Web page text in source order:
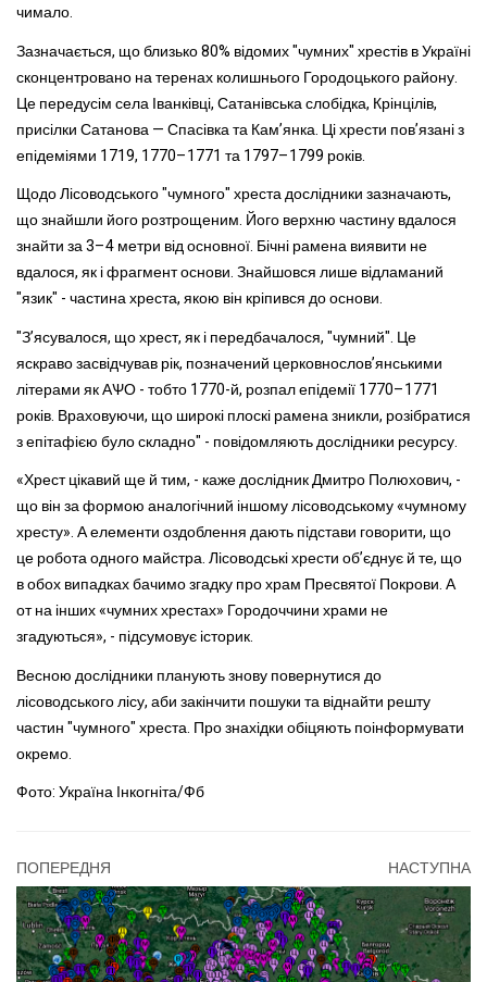
чимало.
Зазначається, що близько 80% відомих "чумних" хрестів в Україні
сконцентровано на теренах колишнього Городоцького району.
Це передусім села Іванківці, Сатанівська слобідка, Крінцілів,
присілки Сатанова — Спасівка та Кам’янка. Ці хрести пов’язані з
епідеміями 1719, 1770–1771 та 1797–1799 років.
Щодо Лісоводського "чумного" хреста дослідники зазначають,
що знайшли його розтрощеним. Його верхню частину вдалося
знайти за 3–4 метри від основної. Бічні рамена виявити не
вдалося, як і фрагмент основи. Знайшовся лише відламаний
"язик" - частина хреста, якою він кріпився до основи.
"З’ясувалося, що хрест, як і передбачалося, "чумний". Це
яскраво засвідчував рік, позначений церковнослов’янськими
літерами як АѰО - тобто 1770-й, розпал епідемії 1770–1771
років. Враховуючи, що широкі плоскі рамена зникли, розібратися
з епітафією було складно" - повідомляють дослідники ресурсу.
«Хрест цікавий ще й тим, - каже дослідник Дмитро Полюхович, -
що він за формою аналогічний іншому лісоводському «чумному
хресту». А елементи оздоблення дають підстави говорити, що
це робота одного майстра. Лісоводські хрести об’єднує й те, що
в обох випадках бачимо згадку про храм Пресвятої Покрови. А
от на інших «чумних хрестах» Городоччини храми не
згадуються», - підсумовує історик.
Весною дослідники планують знову повернутися до
лісоводського лісу, аби закінчити пошуки та віднайти решту
частин "чумного" хреста. Про знахідки обіцяють поінформувати
окремо.
Фото: Україна Інкогніта/Фб
ПОПЕРЕДНЯ НАСТУПНА